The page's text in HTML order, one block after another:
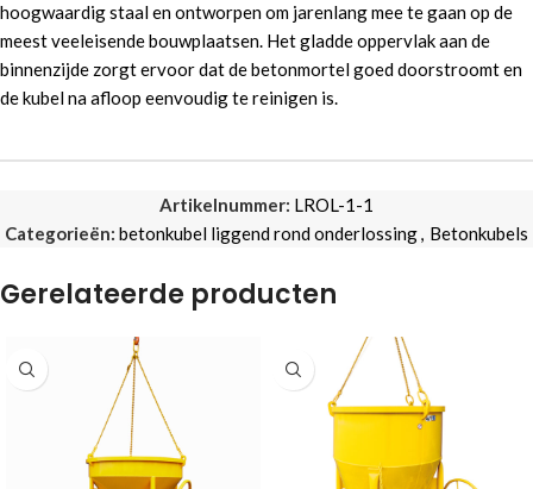
hoogwaardig staal en ontworpen om jarenlang mee te gaan op de
meest veeleisende bouwplaatsen. Het gladde oppervlak aan de
binnenzijde zorgt ervoor dat de betonmortel goed doorstroomt en
de kubel na afloop eenvoudig te reinigen is.
Artikelnummer: LROL-1-1
Categorieën: betonkubel liggend rond onderlossing, Betonkubels
Gerelateerde producten